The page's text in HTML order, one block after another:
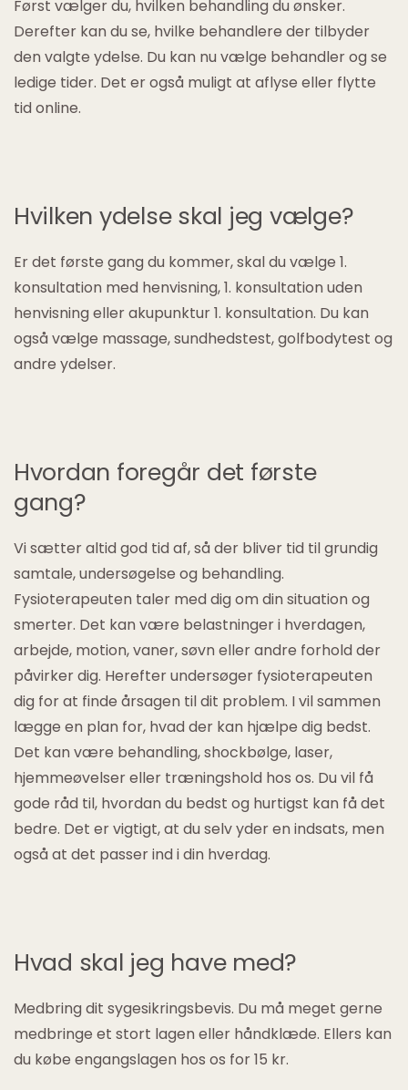
Først vælger du, hvilken behandling du ønsker.
Derefter kan du se, hvilke behandlere der tilbyder
den valgte ydelse. Du kan nu vælge behandler og se
ledige tider. Det er også muligt at aflyse eller flytte
tid online.
Hvilken ydelse skal jeg vælge?
Er det første gang du kommer, skal du vælge 1.
konsultation med henvisning, 1. konsultation uden
henvisning eller akupunktur 1. konsultation. Du kan
også vælge massage, sundhedstest, golfbodytest og
andre ydelser.
Hvordan foregår det første
gang?
Vi sætter altid god tid af, så der bliver tid til grundig
samtale, undersøgelse og behandling.
Fysioterapeuten taler med dig om din situation og
smerter. Det kan være belastninger i hverdagen,
arbejde, motion, vaner, søvn eller andre forhold der
påvirker dig. Herefter undersøger fysioterapeuten
dig for at finde årsagen til dit problem. I vil sammen
lægge en plan for, hvad der kan hjælpe dig bedst.
Det kan være behandling, shockbølge, laser,
hjemmeøvelser eller træningshold hos os. Du vil få
gode råd til, hvordan du bedst og hurtigst kan få det
bedre. Det er vigtigt, at du selv yder en indsats, men
også at det passer ind i din hverdag.
Hvad skal jeg have med?
Medbring dit sygesikringsbevis. Du må meget gerne
medbringe et stort lagen eller håndklæde. Ellers kan
du købe engangslagen hos os for 15 kr.